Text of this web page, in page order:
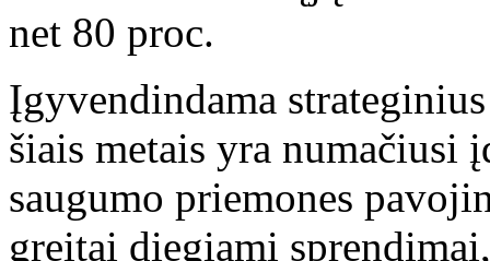
net 80 proc.
Įgyvendindama
šiais metais yra numačiusi
saugumo priemones
greitai diegiami